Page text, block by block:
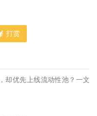
打赏
却优先上线流动性池？一文